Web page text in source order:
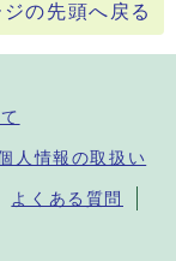
の先頭へ戻る
人情報の取扱い
よくある質問